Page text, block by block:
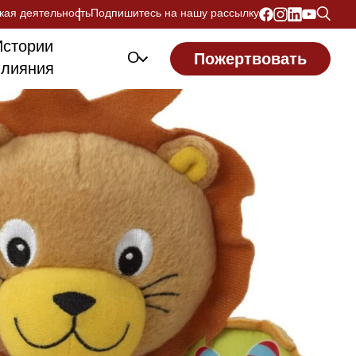
деятельностьПодпишитесь на нашу рассылку
О Пожертвовать